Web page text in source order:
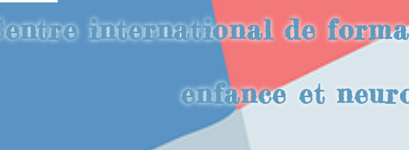
international de
enfance et